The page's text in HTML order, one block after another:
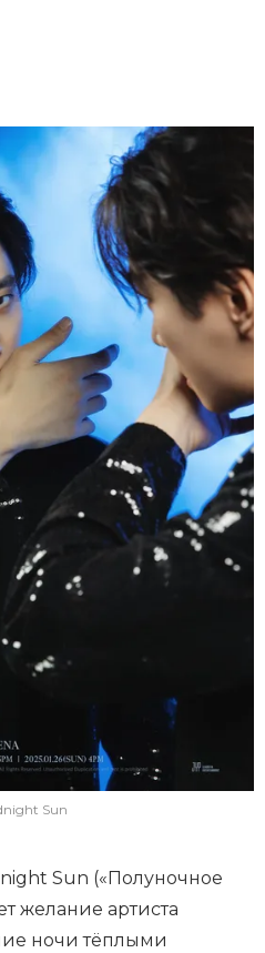
Sun
Sun («Полуночное
желание артиста
ночи тёплыми